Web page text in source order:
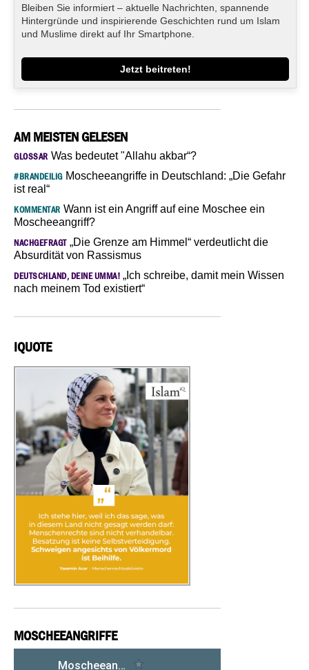
Bleiben Sie informiert – aktuelle Nachrichten, spannende
Hintergründe und inspirierende Geschichten rund um Islam
und Muslime direkt auf Ihr Smartphone.
Jetzt beitreten!
AM MEISTEN GELESEN
GLOSSAR Was bedeutet "Allahu akbar“?
#BRANDEILIGMoscheeangriffe in Deutschland: „Die Gefahr
ist real“
KOMMENTAR Wann ist ein Angriff auf eine Moschee ein
Moscheeangriff?
NACHGEFRAGT„Die Grenze am Himmel“ verdeutlicht die
Absurdität von Rassismus
DEUTSCHLAND, DEINE UMMA! „Ich schreibe, damit mein Wissen
nach meinem Tod existiert“
IQUOTE
MOSCHEEANGRIFFE